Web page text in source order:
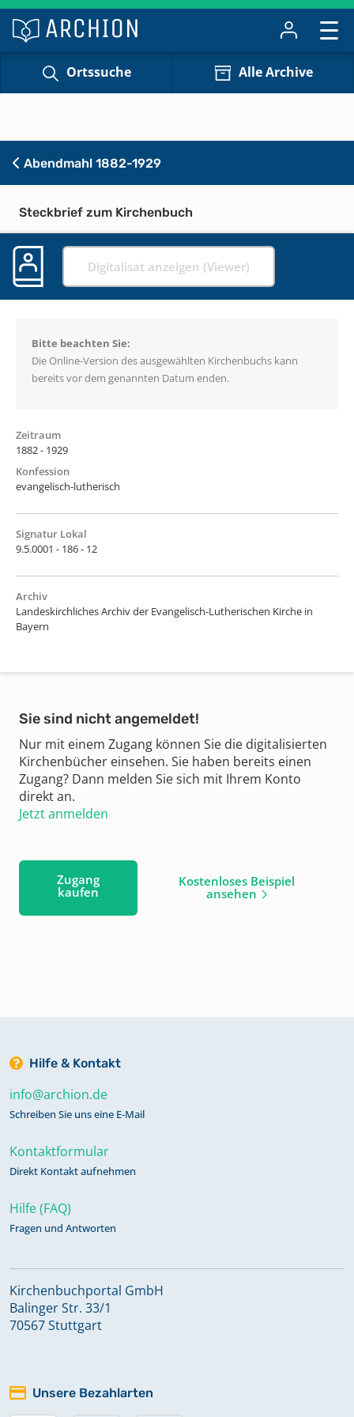
Ortssuche Alle Archive
Abendmahl 1882-1929
Steckbrief zum Kirchenbuch
Digitalisat anzeigen (Viewer)
Bitte beachten Sie:
Die Online-Version des ausgewählten Kirchenbuchs kann
bereits vor dem genannten Datum enden.
Zeitraum
1882 - 1929
Konfession
evangelisch-lutherisch
Signatur Lokal
9.5.0001 - 186 - 12
Archiv
Landeskirchliches Archiv der Evangelisch-Lutherischen Kirche in
Bayern
Sie sind nicht angemeldet!
Nur mit einem Zugang können Sie die digitalisierten
Kirchenbücher einsehen. Sie haben bereits einen
Zugang? Dann melden Sie sich mit Ihrem Konto
direkt an.
Jetzt anmelden
Zugang
kaufen
Kostenloses Beispiel
ansehen
Hilfe & Kontakt
info@archion.de
Schreiben Sie uns eine E-Mail
Kontaktformular
Direkt Kontakt aufnehmen
Hilfe (FAQ)
Fragen und Antworten
Kirchenbuchportal GmbH
Balinger Str. 33/1
70567 Stuttgart
Unsere Bezahlarten